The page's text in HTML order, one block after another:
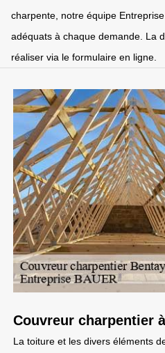
charpente, notre équipe
adéquats à chaque demande. La
réaliser via le formulaire en ligne.
Couvreur charpentier
La toiture et les divers éléments